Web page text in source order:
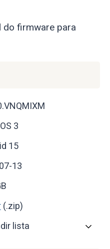
do firmware para
3
15
13
(.zip)
lista